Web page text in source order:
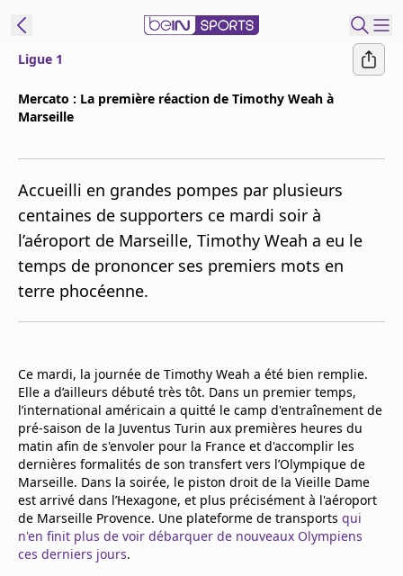
Replays
Podcasts
En Direct
Gérer les
notifications
Contactez nous
beINSPIRED
CGU
Mentions légales
Cookies
Protection des données
Paramétrer mon consentement
Ligue 1
Mercato : La première réaction de Timothy Weah à
Marseille
Accueilli en grandes pompes par plusieurs
centaines de supporters ce mardi soir à
l’aéroport de Marseille, Timothy Weah a eu le
temps de prononcer ses premiers mots en
terre phocéenne.
Ce mardi, la journée de Timothy Weah a été bien remplie.
Elle a d’ailleurs débuté très tôt. Dans un premier temps,
l’international américain a quitté le camp d'entraînement de
pré-saison de la Juventus Turin aux premières heures du
matin afin de s'envoler pour la France et d'accomplir les
dernières formalités de son transfert vers l’Olympique de
Marseille. Dans la soirée, le piston droit de la Vieille Dame
est arrivé dans l’Hexagone, et plus précisément à l'aéroport
de Marseille Provence. Une plateforme de transports qui
n'en finit plus de voir débarquer de nouveaux Olympiens
ces derniers jours.